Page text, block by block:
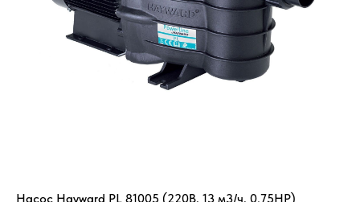
Насос Hayward PL 81005 (220В, 13 м3/ч, 0.75HP)